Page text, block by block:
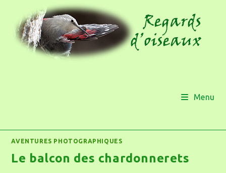
Menu
AVENTURES PHOTOGRAPHIQUES
Le balcon des chardonnerets